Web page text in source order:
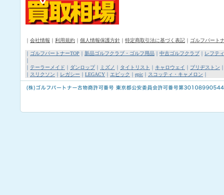
｜ 会社情報 ｜ 利用規約 ｜ 個人情報保護方針 ｜ 特定商取引法に基づく表記 ｜ ゴルフパート
｜ ゴルフパートナーTOP ｜ 新品ゴルフクラブ・ゴルフ用品 ｜ 中古ゴルフクラブ ｜ レフテ
｜
｜ テーラーメイド ｜ ダンロップ｜ ミズノ ｜ タイトリスト ｜ キャロウェイ ｜ ブリヂストン
｜ スリクソン ｜ レガシー ｜ LEGACY ｜ エピック ｜ epic ｜ スコッティ・キャメロン ｜